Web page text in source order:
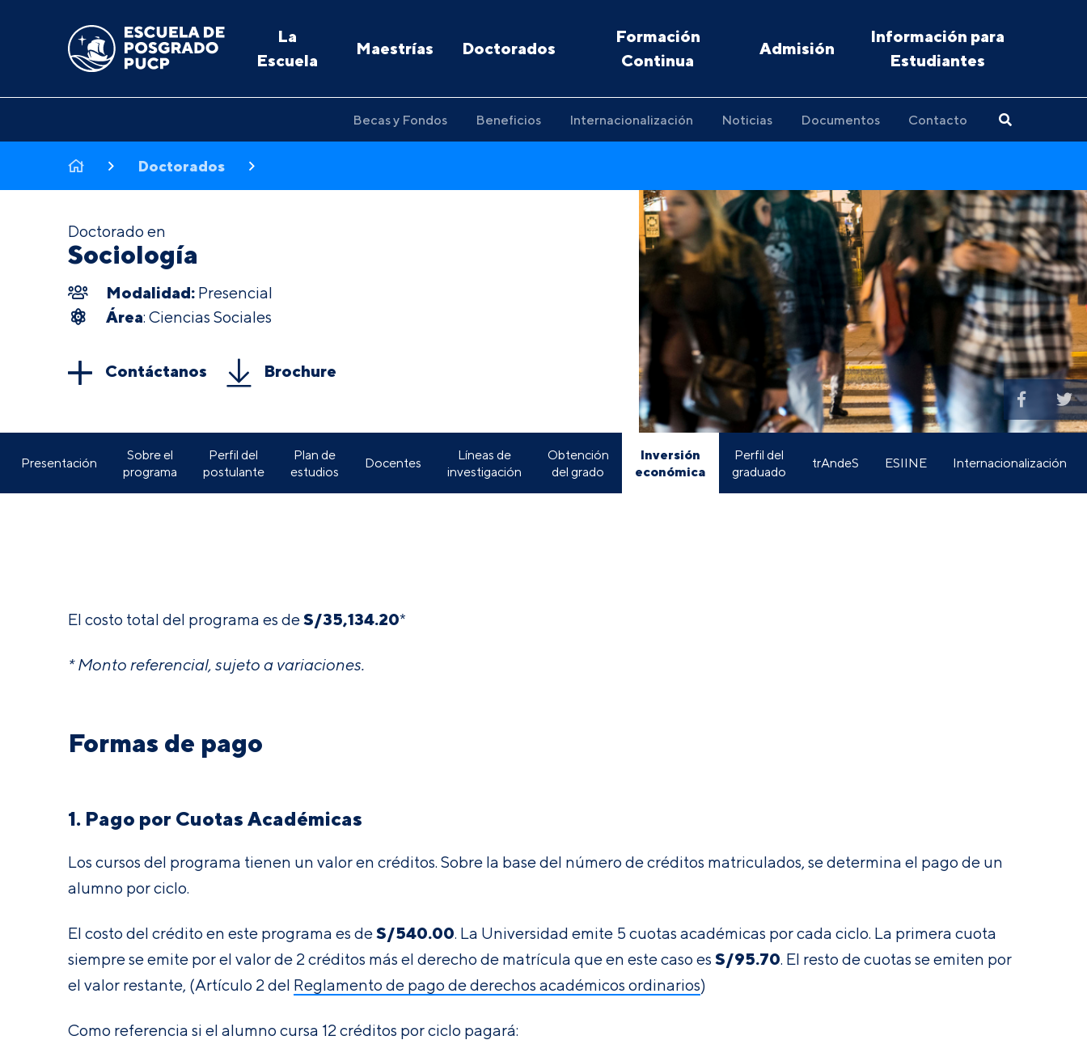
La
Escuela
Maestrías Doctorados
Formación
Continua
Admisión
Información para
Estudiantes
Becas y Fondos Beneficios Internacionalización Noticias Documentos Contacto
Doctorados
Doctorado en
Sociología
Modalidad: Presencial
Área: Ciencias Sociales
Contáctanos Brochure
Presentación
Sobre el
programa
Perfil del
postulante
Plan de
estudios
Docentes
Líneas de
investigación
Obtención
del grado
Inversión
económica
Perfil del
graduado
trAndeS ESIINE Internacionalización
El costo total del programa es deS/35,134.20*
* Monto referencial, sujeto a variaciones.
Formas de pago
1. Pago por Cuotas Académicas
Los cursos del programa tienen un valor en créditos. Sobre la base del número de créditos matriculados, se determina el pago de un
alumno por ciclo.
El costo del crédito en este programa es deS/540.00. La Universidad emite 5 cuotas académicas por cada ciclo. La primera cuota
siempre se emite por el valor de 2 créditos más el derecho de matrícula que en este caso es S/95.70. El resto de cuotas se emiten por
el valor restante, (Artículo 2 del Reglamento de pago de derechos académicos ordinarios)
Como referencia si el alumno cursa 12 créditos por ciclo pagará: